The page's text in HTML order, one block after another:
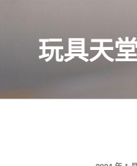
玩具天